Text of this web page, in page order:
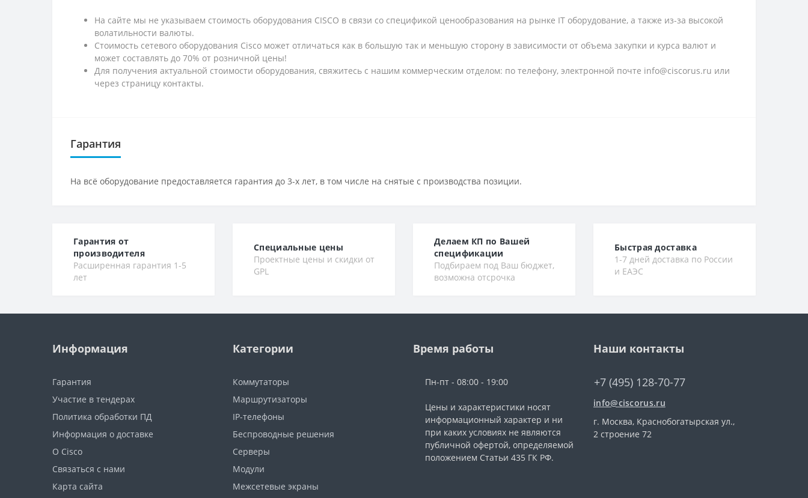
На сайте мы не указываем стоимость оборудования CISCO в связи со спецификой ценообразования на рынке IT оборудование, а также из-за высокой
волатильности валюты.
Стоимость сетевого оборудования Cisco может отличаться как в большую так и меньшую сторону в зависимости от объема закупки и курса валют и
может составлять до 70% от розничной цены!
Для получения актуальной стоимости оборудования, свяжитесь с нашим коммерческим отделом: по телефону, электронной почте info@ciscorus.ru или
через страницу контакты.
Гарантия
На всё оборудование предоставляется гарантия до 3-х лет, в том числе на снятые с производства позиции.
Гарантия от
производителя
Расширенная гарантия 1-5
лет
Специальные цены
Проектные цены и скидки от
GPL
Делаем КП по Вашей
спецификации
Подбираем под Ваш бюджет,
возможна отсрочка
Быстрая доставка
1-7 дней доставка по России
и ЕАЭС
Информация
Гарантия
Участие в тендерах
Политика обработки ПД
Информация о доставке
О Cisco
Связаться с нами
Карта сайта
Категории
Коммутаторы
Маршрутизаторы
IP-телефоны
Беспроводные решения
Серверы
Модули
Межсетевые экраны
Время работы
Пн-пт - 08:00 - 19:00
Цены и характеристики носят
информационный характер и ни
при каких условиях не являются
публичной офертой, определяемой
положением Статьи 435 ГК РФ.
Наши контакты
+7 (495) 128-70-77
info@ciscorus.ru
г. Москва, Краснобогатырская ул.,
2 строение 72